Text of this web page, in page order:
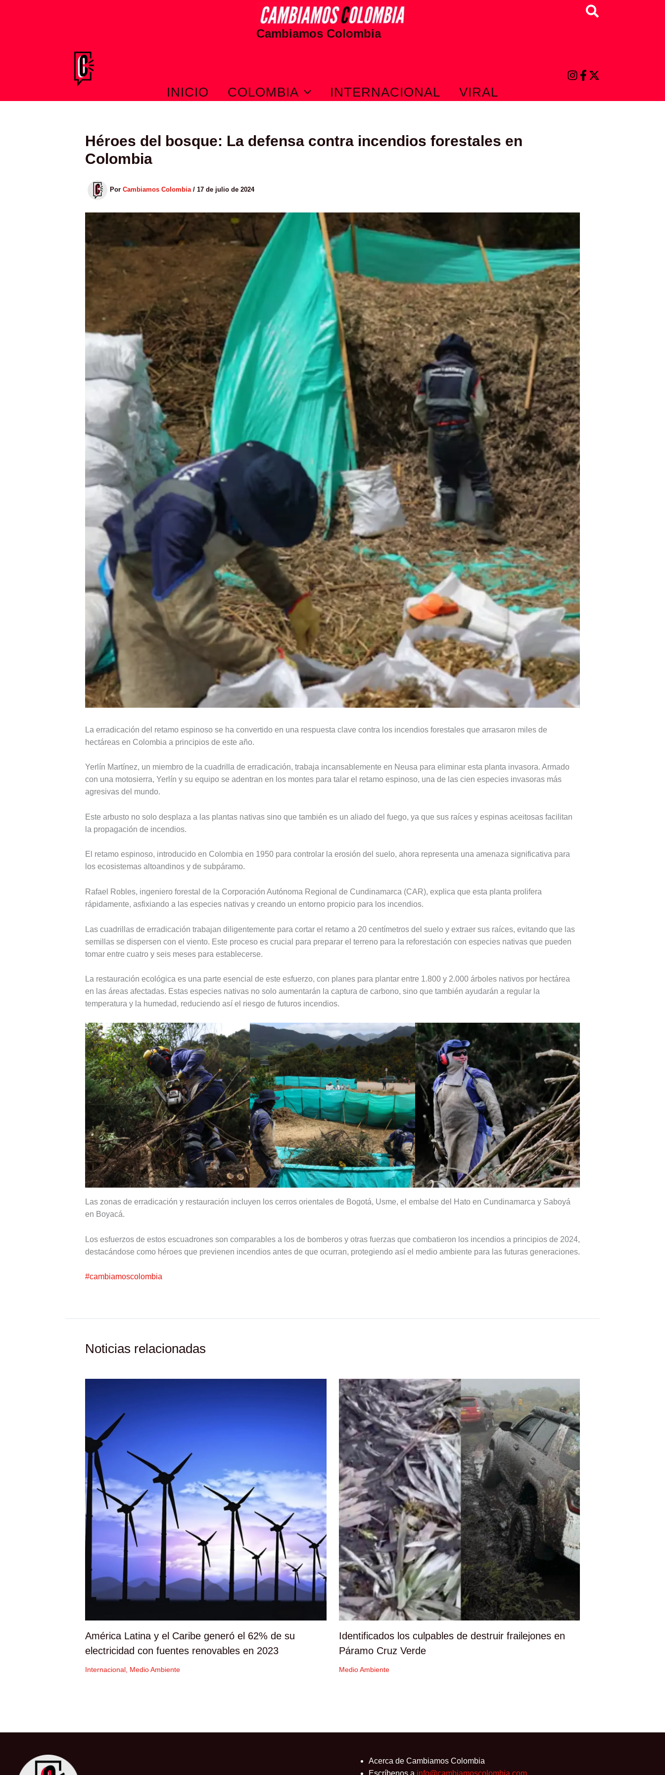
Cambiamos Colombia
Buscar
INICIO COLOMBIA INTERNACIONAL VIRAL
Héroes del bosque: La defensa contra incendios forestales en
Colombia
Por Cambiamos Colombia / 17 de julio de 2024
La erradicación del retamo espinoso se ha convertido en una respuesta clave contra los incendios forestales que arrasaron miles de
hectáreas en Colombia a principios de este año.
Yerlín Martínez, un miembro de la cuadrilla de erradicación, trabaja incansablemente en Neusa para eliminar esta planta invasora. Armado
con una motosierra, Yerlín y su equipo se adentran en los montes para talar el retamo espinoso, una de las cien especies invasoras más
agresivas del mundo.
Este arbusto no solo desplaza a las plantas nativas sino que también es un aliado del fuego, ya que sus raíces y espinas aceitosas facilitan
la propagación de incendios.
El retamo espinoso, introducido en Colombia en 1950 para controlar la erosión del suelo, ahora representa una amenaza significativa para
los ecosistemas altoandinos y de subpáramo.
Rafael Robles, ingeniero forestal de la Corporación Autónoma Regional de Cundinamarca (CAR), explica que esta planta prolifera
rápidamente, asfixiando a las especies nativas y creando un entorno propicio para los incendios.
Las cuadrillas de erradicación trabajan diligentemente para cortar el retamo a 20 centímetros del suelo y extraer sus raíces, evitando que las
semillas se dispersen con el viento. Este proceso es crucial para preparar el terreno para la reforestación con especies nativas que pueden
tomar entre cuatro y seis meses para establecerse.
La restauración ecológica es una parte esencial de este esfuerzo, con planes para plantar entre 1.800 y 2.000 árboles nativos por hectárea
en las áreas afectadas. Estas especies nativas no solo aumentarán la captura de carbono, sino que también ayudarán a regular la
temperatura y la humedad, reduciendo así el riesgo de futuros incendios.
Las zonas de erradicación y restauración incluyen los cerros orientales de Bogotá, Usme, el embalse del Hato en Cundinamarca y Saboyá
en Boyacá.
Los esfuerzos de estos escuadrones son comparables a los de bomberos y otras fuerzas que combatieron los incendios a principios de 2024,
destacándose como héroes que previenen incendios antes de que ocurran, protegiendo así el medio ambiente para las futuras generaciones.
#cambiamoscolombia
Noticias relacionadas
América Latina y el Caribe generó el 62% de su
electricidad con fuentes renovables en 2023
Internacional Medio Ambiente
Identificados los culpables de destruir frailejones en
Páramo Cruz Verde
Medio Ambiente
Acerca de Cambiamos Colombia
Escríbenos a info@cambiamoscolombia.com